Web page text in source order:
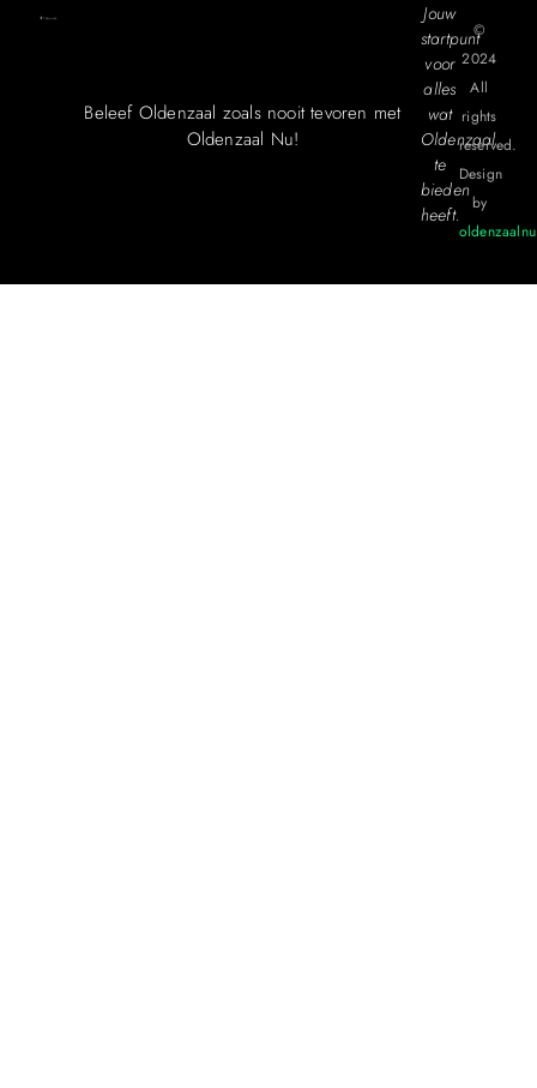
Beleef Oldenzaal zoals nooit tevoren met
Oldenzaal Nu!
Jouw
startpunt
voor
alles
wat
Oldenzaal
te
bieden
heeft.
©
2024
All
rights
reserved.
Design
by